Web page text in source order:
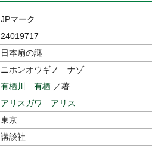
JPマーク
24019717
日本扇の謎
ニホンオウギノ ナゾ
有栖川 有栖 ／著
アリスガワ アリス
東京
講談社